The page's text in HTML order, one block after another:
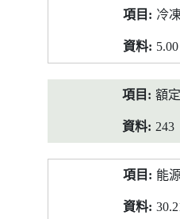
冷
5.00
額
243
能